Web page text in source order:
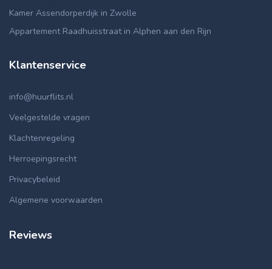
Kamer Assendorperdijk in Zwolle
Appartement Raadhuisstraat in Alphen aan den Rijn
Klantenservice
info@huurflits.nl
Veelgestelde vragen
Klachtenregeling
Herroepingsrecht
Privacybeleid
Algemene voorwaarden
Reviews